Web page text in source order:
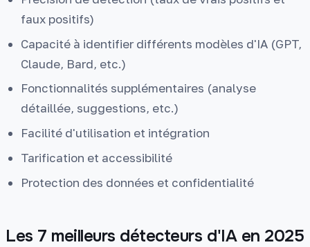
faux positifs)
Capacité à identifier différents modèles d'IA (GPT,
Claude, Bard, etc.)
Fonctionnalités supplémentaires (analyse
détaillée, suggestions, etc.)
Facilité d'utilisation et intégration
Tarification et accessibilité
Protection des données et confidentialité
Les 7 meilleurs détecteurs d'IA en 2025